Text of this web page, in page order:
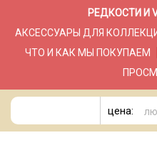
РЕДКОСТИ И
АКСЕССУАРЫ ДЛЯ
ЧТО И КАК МЫ ПОКУПАЕМ
цена: